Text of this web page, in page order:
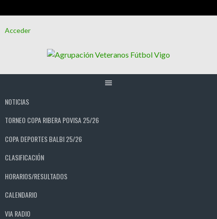
alAcceder
NOTICIAS
TORNEO COPA RIBERA POVISA 25/26
COPA DEPORTES BALBI 25/26
CLASIFICACIÓN
HORARIOS/RESULTADOS
CALENDARIO
VIA RADIO